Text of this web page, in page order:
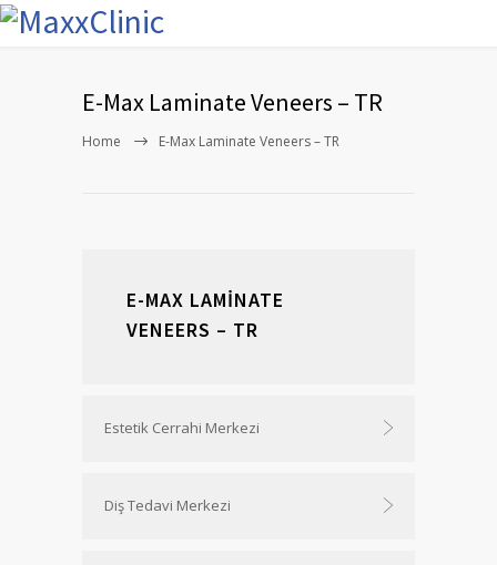
E-Max Laminate Veneers – TR
Home E-Max Laminate Veneers – TR
E-MAX LAMINATE
VENEERS – TR
Estetik Cerrahi Merkezi
Diş Tedavi Merkezi